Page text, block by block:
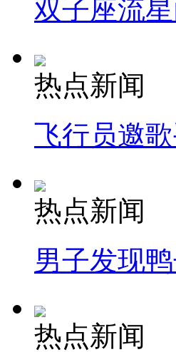
双子座流
热点新闻
飞行员邀
热点新闻
男子发现
热点新闻